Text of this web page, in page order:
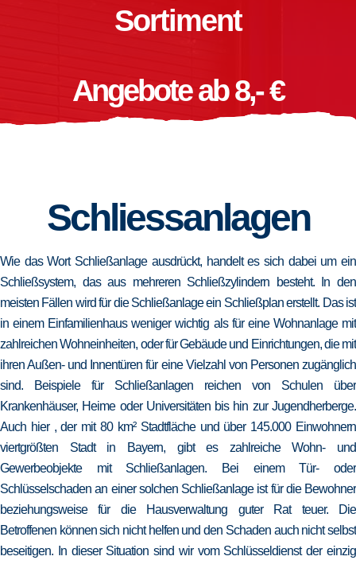
Sortiment
Angebote ab 8,- €
Schliessanlagen
Wie das Wort Schließanlage ausdrückt, handelt es sich dabei um ein
Schließsystem, das aus mehreren Schließzylindern besteht. In den
meisten Fällen wird für die Schließanlage ein Schließplan erstellt. Das ist
in einem Einfamilienhaus weniger wichtig als für eine Wohnanlage mit
zahlreichen Wohneinheiten, oder für Gebäude und Einrichtungen, die mit
ihren Außen- und Innentüren für eine Vielzahl von Personen zugänglich
sind. Beispiele für Schließanlagen reichen von Schulen über
Krankenhäuser, Heime oder Universitäten bis hin zur Jugendherberge.
Auch hier , der mit 80 km² Stadtfläche und über 145.000 Einwohnern
viertgrößten Stadt in Bayern, gibt es zahlreiche Wohn- und
Gewerbeobjekte mit Schließanlagen. Bei einem Tür- oder
Schlüsselschaden an einer solchen Schließanlage ist für die Bewohner
beziehungsweise für die Hausverwaltung guter Rat teuer. Die
Betroffenen können sich nicht helfen und den Schaden auch nicht selbst
beseitigen. In dieser Situation sind wir vom Schlüsseldienst der einzig